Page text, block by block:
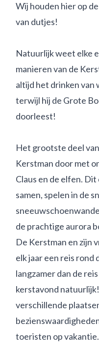
Wij houden hier op
van dutjes!
Natuurlijk weet elke
manieren van de
altijd het drinken van
terwijl hij de Grote
doorleest!
Het grootste deel
Kerstman door met
Claus en de elfen.
samen, spelen in de
de prachtige aurora
De Kerstman en zijn
elk jaar een reis rond
langzamer dan de
kerstavond
verschillende
toeristen op vakantie.